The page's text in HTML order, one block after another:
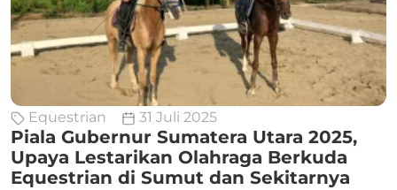
Equestrian 31 Juli 2025
Piala Gubernur Sumatera Utara 2025,
Upaya Lestarikan Olahraga Berkuda
Equestrian di Sumut dan Sekitarnya